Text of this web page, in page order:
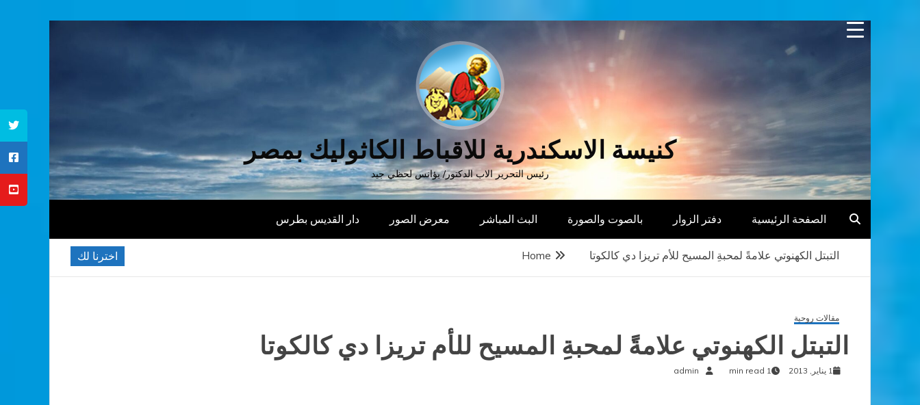
Skip
كنيسة الاسكندرية للاقباط الكاثوليك بمصر
رئيس التحرير الاب الدكتور/ يؤانس لحظي جيد
الصفحة الرئيسية دفتر الزوار بالصوت والصورة البث المباشر معرض الصور دار القديس بطرس
اخترنا لك Home التبتل الكهنوتي علامةً لمحبةِ المسيح للأم تريزا دي كالكوتا
مقالات روحية
التبتل الكهنوتي علامةً لمحبةِ المسيح للأم تريزا دي كالكوتا
1 يناير, 2013 1 min read
admin